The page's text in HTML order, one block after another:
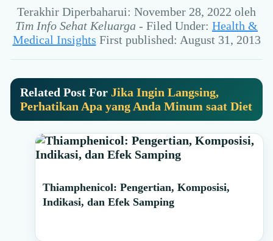
Terakhir Diperbaharui: November 28, 2022 oleh
Tim Info Sehat Keluarga - Filed Under: Health &
Medical Insights First published: August 31, 2013
Related Post For Jika Ingin Langsing,
Perhatikan Apa yang Anda Minum saat Diet
Thiamphenicol: Pengertian, Komposisi,
Indikasi, dan Efek Samping
Sidebar